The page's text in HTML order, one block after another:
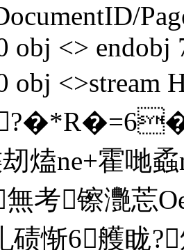
/
obj <> endobj
obj <>stream
熆ne+霍哋
考镲灧莣
碛惭6艧眬